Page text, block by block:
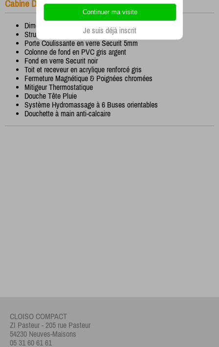
Cabine Douche Complete 1/4 de rond avec toit
Dimensions 90 x 90 x 230cm
Structure en aluminium laqué gris argent
Porte Coulissante en verre Securit 5mm
Colonne de fond en PVC gris argent
Fond en verre Securit noir
Toit et receveur en acrylique renforcé gris
Fermeture Magnétique & Poignées chromées
Mitigeur Thermostatique
Douche Tête Pluie
Système Hydromassage à 6 Buses orientables
Douchette à main anti-calcaire
CLOISO COMPACT
ZI Pasteur - 205 rue Pasteur
54230 Neuves-Maisons
05 31 60 61 61
Je suis déjà inscrit